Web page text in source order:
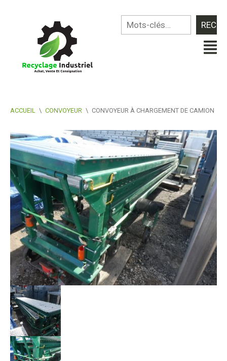
ACCUEIL \ CONVOYEUR \ CONVOYEUR À CHARGEMENT DE CAMION